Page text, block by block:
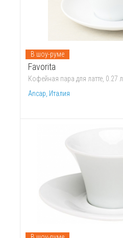
Favorita
Кофейная пара для латте, 0.27 л
Ancap, Италия
В шоу-руме